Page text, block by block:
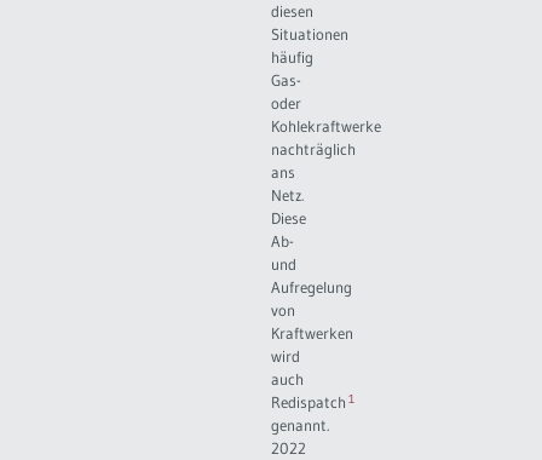
diesen
Situationen
häufig
Gas-
oder
Kohlekraftwerke
nachträglich
ans
Netz.
Diese
Ab-
und
Aufregelung
von
Kraftwerken
wird
auch
Redispatch 1
genannt.
2022